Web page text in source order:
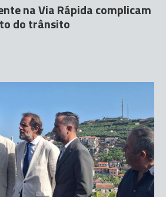
na Via Rápida complicam
do trânsito